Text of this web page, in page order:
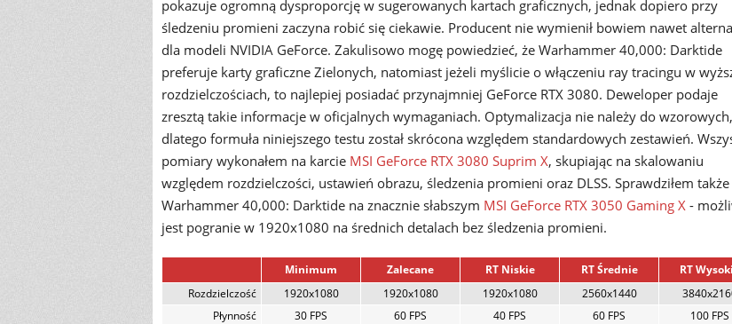
pokazuje ogromną dysproporcję w sugerowanych kartach graficznych, jednak dopiero przy
śledzeniu promieni zaczyna robić się ciekawie. Producent nie wymienił bowiem nawet
dla modeli NVIDIA GeForce. Zakulisowo mogę powiedzieć, że Warhammer 40,000: Darktide
preferuje karty graficzne Zielonych, natomiast jeżeli myślicie o włączeniu ray tracingu w
rozdzielczościach, to najlepiej posiadać przynajmniej GeForce RTX 3080. Deweloper podaje
zresztą takie informacje w oficjalnych wymaganiach. Optymalizacja nie należy do wzorowych,
dlatego formuła niniejszego testu został skrócona względem standardowych zestawień.
pomiary wykonałem na karcie MSI GeForce RTX 3080 Suprim X, skupiając na skalowaniu
względem rozdzielczości, ustawień obrazu, śledzenia promieni oraz DLSS. Sprawdziłem także
Warhammer 40,000: Darktide na znacznie słabszym MSI GeForce RTX 3050 Gaming X -
jest pogranie w 1920x1080 na średnich detalach bez śledzenia promieni.
Minimum Zalecane RT Niskie RT Średnie
RT
Rozdzielczość
1920x1080 1920x1080 1920x1080 2560x1440
Płynność
30 FPS 60 FPS 40 FPS 60 FPS
100 FPS